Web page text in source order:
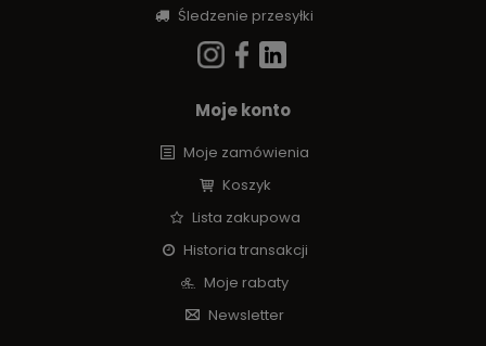
Śledzenie przesyłki
Moje konto
Moje zamówienia
Koszyk
Lista zakupowa
Historia transakcji
Moje rabaty
Newsletter